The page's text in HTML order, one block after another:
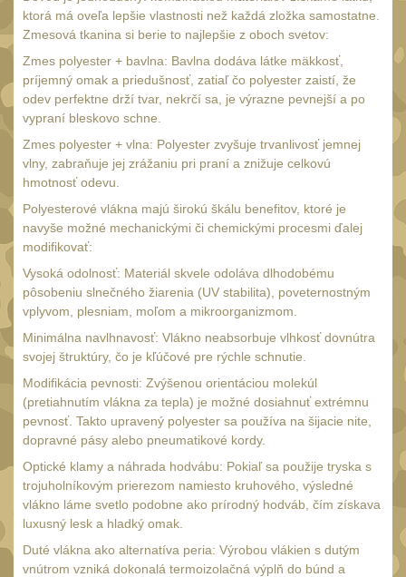
Dvojnožky na otočný
čep15
Popruhy a poutka
Príslušenstvo 18
OPTIKY
Monokuláry
Kolimátory53
Zvětšovací moduly
LPVO21
Na vzduchovku 15
Na kuše2
Velký oční reliéf
Na dlouhé
vzdálenosti 13
Krátka a střední
vzdálenost 16
Príslušenstvo pre
optiku
ktorá má oveľa lepšie vlastnosti než každá zložka samostatne.
Zmesová tkanina si berie to najlepšie z oboch svetov:
Zmes polyester + bavlna: Bavlna dodáva látke mäkkosť,
príjemný omak a priedušnosť, zatiaľ čo polyester zaistí, že
odev perfektne drží tvar, nekrčí sa, je výrazne pevnejší a po
vypraní bleskovo schne.
Zmes polyester + vlna: Polyester zvyšuje trvanlivosť jemnej
vlny, zabraňuje jej zrážaniu pri praní a znižuje celkovú
hmotnosť odevu.
Polyesterové vlákna majú širokú škálu benefitov, ktoré je
navyše možné mechanickými či chemickými procesmi ďalej
modifikovať:
Vysoká odolnosť: Materiál skvele odoláva dlhodobému
pôsobeniu slnečného žiarenia (UV stabilita), poveternostným
vplyvom, plesniam, moľom a mikroorganizmom.
Minimálna navlhnavosť: Vlákno neabsorbuje vlhkosť dovnútra
svojej štruktúry, čo je kľúčové pre rýchle schnutie.
Modifikácia pevnosti: Zvýšenou orientáciou molekúl
(pretiahnutím vlákna za tepla) je možné dosiahnuť extrémnu
pevnosť. Takto upravený polyester sa používa na šijacie nite,
dopravné pásy alebo pneumatikové kordy.
Optické klamy a náhrada hodvábu: Pokiaľ sa použije tryska s
trojuholníkovým prierezom namiesto kruhového, výsledné
vlákno láme svetlo podobne ako prírodný hodváb, čím získava
luxusný lesk a hladký omak.
Duté vlákna ako alternatíva peria: Výrobou vlákien s dutým
vnútrom vzniká dokonalá termoizolačná výplň do búnd a